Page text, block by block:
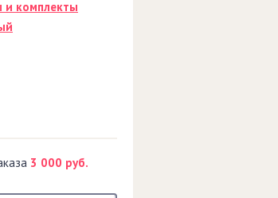
и комплекты
3 000 руб.